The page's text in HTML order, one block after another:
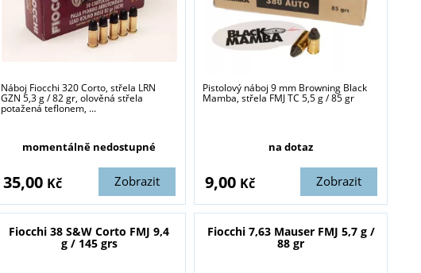
Náboj Fiocchi 320 Corto, střela LRN
GZN 5,3 g / 82 gr, olověná střela
potažená teflonem, ...
momentálně nedostupné
Zobrazit
35,00 Kč
Pistolový náboj 9 mm Browning Black
Mamba, střela FMJ TC 5,5 g / 85 gr
na dotaz
Zobrazit
9,00 Kč
Fiocchi 38 S&W Corto FMJ 9,4
g / 145 grs
Fiocchi 7,63 Mauser FMJ 5,7 g /
88 gr